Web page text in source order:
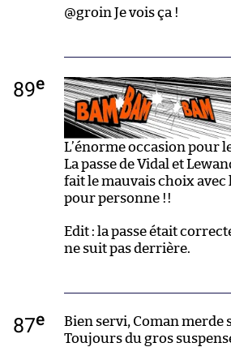
@groin Je vois ça !
89e
L’énorme occasion pour
La passe de Vidal et
fait le mauvais choix avec
pour personne !!
Edit : la passe était
ne suit pas derrière.
87e
Bien servi, Coman merde
Toujours du gros